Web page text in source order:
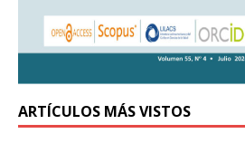
ARTÍCULOS MÁS VISTOS